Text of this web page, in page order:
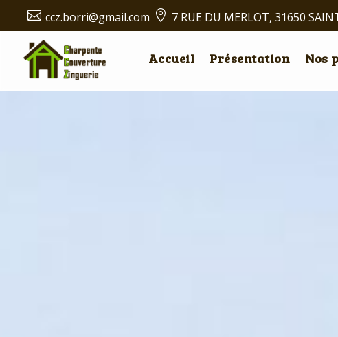
 ccz.borri@gmail.com  7 RUE DU MERLOT, 31650
Accueil Présentation Nos